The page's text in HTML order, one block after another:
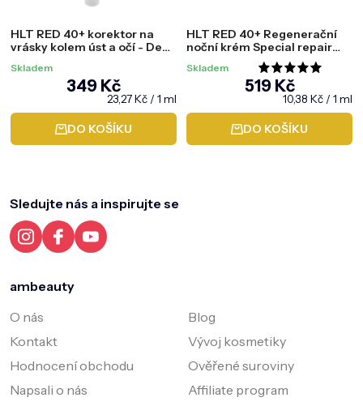
HLT RED 40+ korektor na
vrásky kolem úst a očí - Deep
mouth cream, 15 ml
Skladem
349 Kč
Měrná
cena:
23,27 Kč / 1 ml
DO KOŠÍKU
HLT RED 40+ Regenerační
noční krém Special repair
treatment, 50 ml
Průměrné
hodnocení
produktu
je
Skladem
519 Kč
Měrná
cena:
10,38 Kč / 1 ml
DO KOŠÍKU
Sledujte nás a inspirujte se
ambeauty
O nás
Kontakt
Hodnocení obchodu
Napsali o nás
Blog
Vývoj kosmetiky
Ověřené suroviny
Affiliate program